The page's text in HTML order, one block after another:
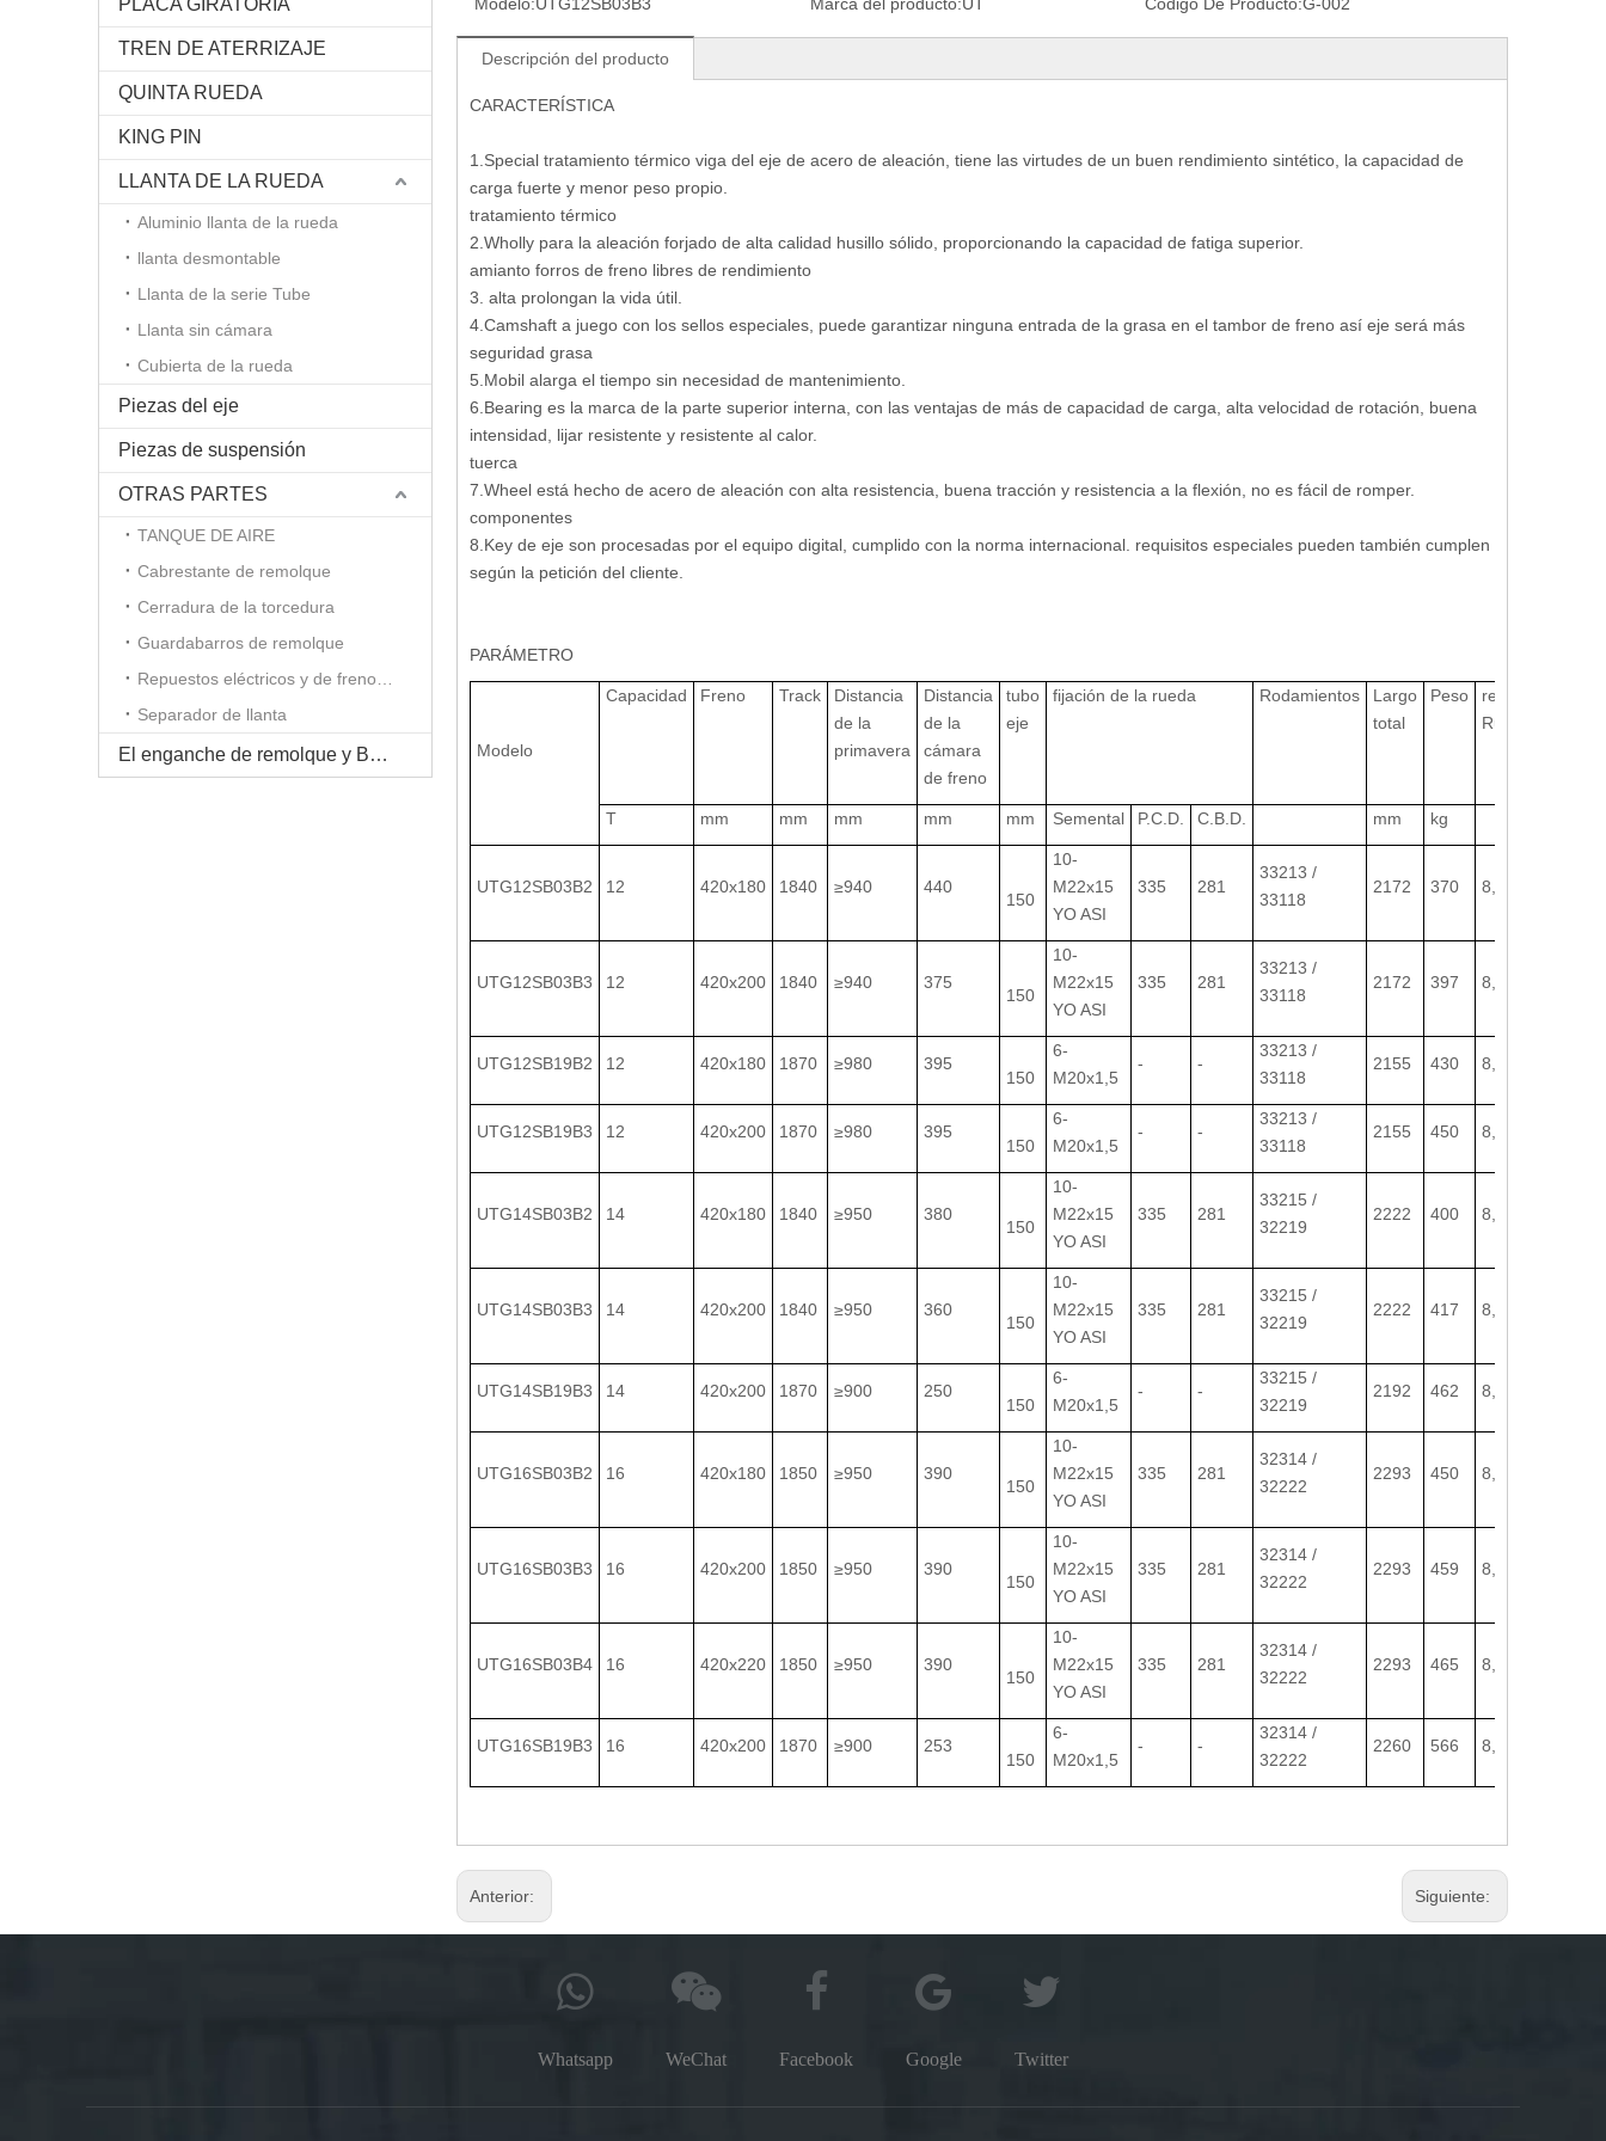
PLACA GIRATORIA
TREN DE ATERRIZAJE
QUINTA RUEDA
KING PIN
LLANTA DE LA RUEDA
Aluminio llanta de la rueda
llanta desmontable
Llanta de la serie Tube
Llanta sin cámara
Cubierta de la rueda
Piezas del eje
Piezas de suspensión
OTRAS PARTES
TANQUE DE AIRE
Cabrestante de remolque
Cerradura de la torcedura
Guardabarros de remolque
Separador de llanta
El enganche de remolque y Barra de tiro de la serie
Descripción del producto
CARACTERÍSTICA
1.Special tratamiento térmico viga del eje de acero de aleación, tiene las virtudes de un buen rendimiento sintético, la capacidad de
carga fuerte y menor peso propio.
tratamiento térmico
2.Wholly para la aleación forjado de alta calidad husillo sólido, proporcionando la capacidad de fatiga superior.
amianto forros de freno libres de rendimiento
3. alta prolongan la vida útil.
4.Camshaft a juego con los sellos especiales, puede garantizar ninguna entrada de la grasa en el tambor de freno así eje será más
seguridad grasa
5.Mobil alarga el tiempo sin necesidad de mantenimiento.
6.Bearing es la marca de la parte superior interna, con las ventajas de más de capacidad de carga, alta velocidad de rotación, buena
intensidad, lijar resistente y resistente al calor.
tuerca
7.Wheel está hecho de acero de aleación con alta resistencia, buena tracción y resistencia a la flexión, no es fácil de romper.
componentes
8.Key de eje son procesadas por el equipo digital, cumplido con la norma internacional. requisitos especiales pueden también cumplen
según la petición del cliente.
PARÁMETRO
Modelo
Capacidad Freno Track
Distancia
de la
primavera
Distancia
de la
cámara
de freno
tubo
eje
fijación de la rueda Rodamientos
Largo
total
Peso
recomendar
Rueda
T mm mm mm mm mm Semental P.C.D. C.B.D. mm kg
UTG12SB03B2 12 420x180 1840 ≥940 440
150
10-
M22x15
YO ASI
335 281
33213 /
33118
2172 370 8,00-20
UTG12SB03B3 12 420x200 1840 ≥940 375
150
10-
M22x15
YO ASI
335 281
33213 /
33118
2172 397 8,00-20
UTG12SB19B2 12 420x180 1870 ≥980 395
150
6-
M20x1,5
- -
33213 /
33118
2155 430 8,0-20
UTG12SB19B3 12 420x200 1870 ≥980 395
150
6-
M20x1,5
- -
33213 /
33118
2155 450 8,5-20
UTG14SB03B2 14 420x180 1840 ≥950 380
150
10-
M22x15
YO ASI
335 281
33215 /
32219
2222 400 8,00-20
UTG14SB03B3 14 420x200 1840 ≥950 360
150
10-
M22x15
YO ASI
335 281
33215 /
32219
2222 417 8,00-20
UTG14SB19B3 14 420x200 1870 ≥900 250
150
6-
M20x1,5
- -
33215 /
32219
2192 462 8,5-20
UTG16SB03B2 16 420x180 1850 ≥950 390
150
10-
M22x15
YO ASI
335 281
32314 /
32222
2293 450 8,5-20
UTG16SB03B3 16 420x200 1850 ≥950 390
150
10-
M22x15
YO ASI
335 281
32314 /
32222
2293 459 8,5-20
UTG16SB03B4 16 420x220 1850 ≥950 390
150
10-
M22x15
YO ASI
335 281
32314 /
32222
2293 465 8,5-20
UTG16SB19B3 16 420x200 1870 ≥900 253
150
6-
M20x1,5
- -
32314 /
32222
2260 566 8,5-24
Anterior: Siguiente:
Whatsapp WeChat Facebook Google Twitter